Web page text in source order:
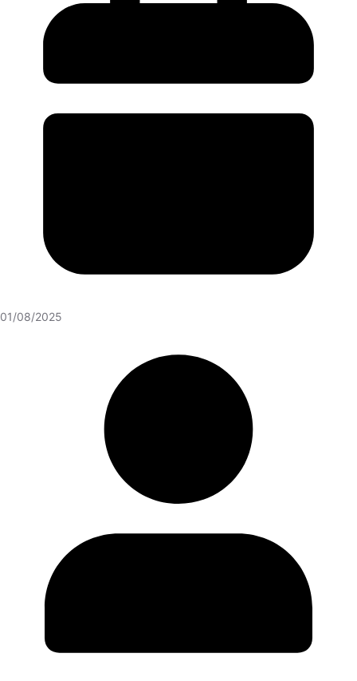
01/08/2025